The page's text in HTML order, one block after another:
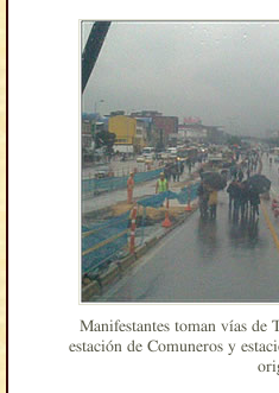
Manifestantes toman vías de
estación de Comuneros y